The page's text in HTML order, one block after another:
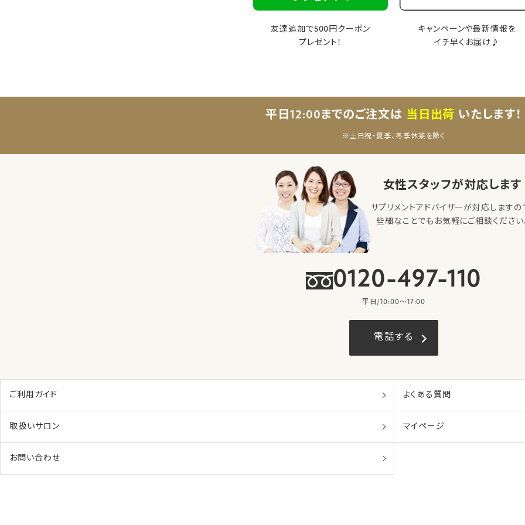
友達追加で500円クーポン
プレゼント！
キャンペーンや最新情報を
イチ早くお届け♪
平日12:00までのご注文は 当日出荷 いたします！
※土日祝・夏季、冬季休業を除く
女性スタッフが対応します
サプリメントアドバイザーが対応しますの
些細なことでもお気軽にご相談ください
0120-497-110
平日/10:00〜17:00
電話する
ご利用ガイド よくある質問
取扱いサロン マイページ
お問い合わせ